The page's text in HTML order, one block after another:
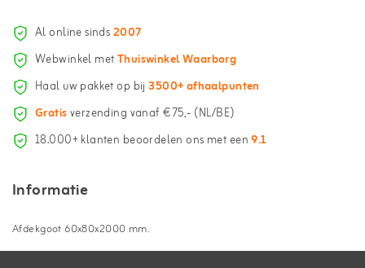
Al online sinds2007
Webwinkel metThuiswinkel Waarborg
Haal uw pakket op bij3500+ afhaalpunten
Gratisverzending vanaf €75,- (NL/BE)
18.000+ klanten beoordelen ons met een9.1
Informatie
Afdekgoot 60x80x2000 mm.